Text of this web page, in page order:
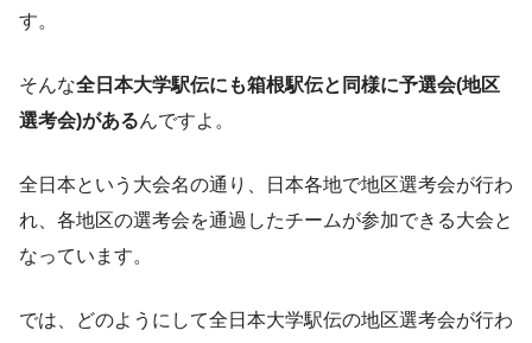
す。
そんな全日本大学駅伝にも箱根駅伝と同様に予選会(地区
選考会)があるんですよ。
全日本という大会名の通り、日本各地で地区選考会が行わ
れ、各地区の選考会を通過したチームが参加できる大会と
なっています。
では、どのようにして全日本大学駅伝の地区選考会が行わ